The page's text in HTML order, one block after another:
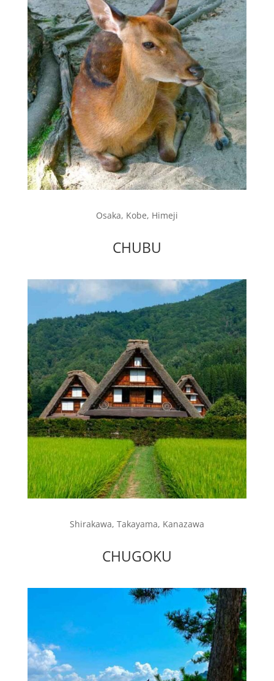
Osaka, Kobe, Himeji
CHUBU
Shirakawa, Takayama, Kanazawa
CHUGOKU